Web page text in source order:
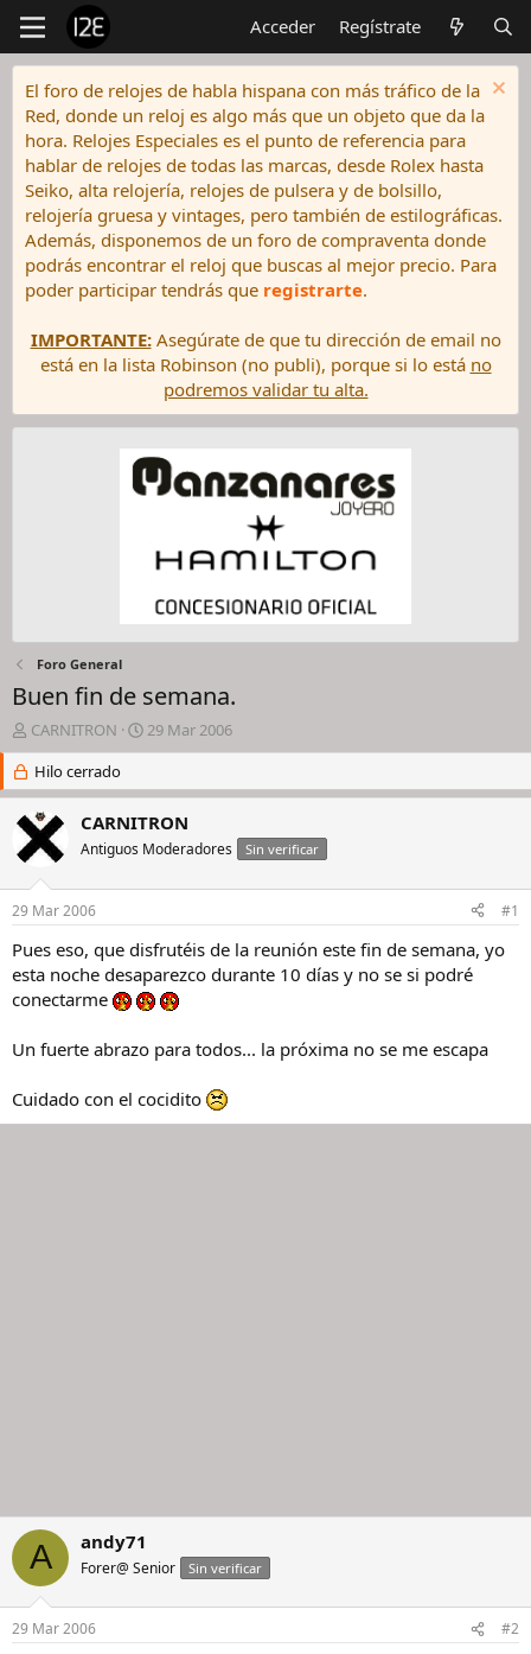
Acceder Regístrate
El foro de relojes de habla hispana con más tráfico de la
Red, donde un reloj es algo más que un objeto que da la
hora. Relojes Especiales es el punto de referencia para
hablar de relojes de todas las marcas, desde Rolex hasta
Seiko, alta relojería, relojes de pulsera y de bolsillo,
relojería gruesa y vintages, pero también de estilográficas.
Además, disponemos de un foro de compraventa donde
podrás encontrar el reloj que buscas al mejor precio. Para
poder participar tendrás que registrarte.
IMPORTANTE:Asegúrate de que tu dirección de email no
está en la lista Robinson (no publi), porque si lo está no
podremos validar tu alta.
Foro General
Buen fin de semana.
I
n
c
a
d
o
d
e
l
h
i
o
CARNITRON
F
e
h
a
d
e
i
c
i
o
29 Mar 2006
Hilo cerrado
CARNITRON
Antiguos Moderadores Sin verificar
29 Mar 2006 #1
Pues eso, que disfrutéis de la reunión este fin de semana, yo
esta noche desaparezco durante 10 días y no se si podré
conectarme
Un fuerte abrazo para todos... la próxima no se me escapa
Cuidado con el cocidito
A andy71
Forer@ Senior Sin verificar
29 Mar 2006 #2